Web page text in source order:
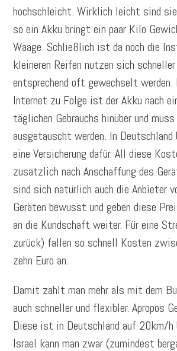
hochschleicht. Wirklich leicht sind
so ein Akku bringt ein paar Kilo
Waage. Schließlich ist da noch die
kleineren Reifen nutzen sich schneller
entsprechend oft gewechselt werden.
Internet zu Folge ist der Akku nach
täglichen Gebrauchs hinüber und
ausgetauscht werden. In
eine Versicherung dafür. All diese
zusätzlich nach Anschaffung des
sind sich natürlich auch die Anbieter
Geräten bewusst und geben diese
an die Kundschaft weiter. Für eine
zurück) fallen so schnell Kosten
zehn Euro an.
Damit zahlt man mehr als mit dem
auch schneller und flexibler. Apropos
Diese ist in Deutschland auf 20km/h
Israel kann man zwar (zumindest